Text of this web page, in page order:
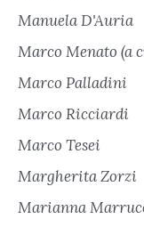
Manuela D'Auria
Marco Menato (a
Marco Palladini
Marco Ricciardi
Marco Tesei
Margherita Zorzi
Marianna